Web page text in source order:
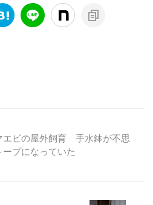
エビの屋外飼育 手水鉢が不思
プになっていた